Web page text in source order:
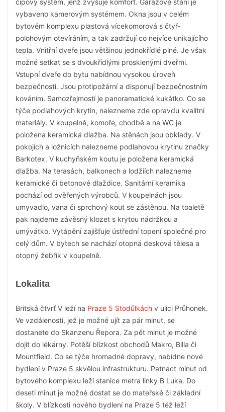
čipový systém, jenž zvyšuje komfort. Garážové stání je
vybaveno kamerovým systémem. Okna jsou v celém
bytovém komplexu plastová vícekomorová s čtyř-
polohovým otevíráním, a tak zadržují co nejvíce unikajícího
tepla. Vnitřní dveře jsou většinou jednokřídlé plné. Je však
možné setkat se s dvoukřídlými prosklenými dveřmi.
Vstupní dveře do bytu nabídnou vysokou úroveň
bezpečnosti. Jsou protipožární a disponují bezpečnostním
kováním. Samozřejmostí je panoramatické kukátko. Co se
týče podlahových krytin, nalezneme zde opravdu kvalitní
materiály. V koupelně, komoře, chodbě a na WC je
položena keramická dlažba. Na stěnách jsou obklady. V
pokojích a ložnicích nalezneme podlahovou krytinu značky
Barkotex. V kuchyňském koutu je položena keramická
dlažba. Na terasách, balkonech a lodžiích nalezneme
keramické či betonové dlaždice. Sanitární keramika
pochází od ověřených výrobců. V koupelnách jsou
umyvadlo, vana či sprchový kout se zástěnou. Na toaletě
pak najdeme závěsný klozet s krytou nádržkou a
umývátko. Vytápění zajišťuje ústřední topení společné pro
celý dům. V bytech se nachází otopná desková tělesa a
otopný žebřík v koupelně.
Lokalita
Britská čtvrť V leží na Praze 5 Stodůlkách v ulici Průhonek.
Ve vzdálenosti, jež je možné ujít za pár minut, se
dostanete do Skanzenu Řepora. Za pět minut je možné
dojít do lékárny. Potěší blízkost obchodů Makro, Billa či
Mountfield. Co se týče hromadné dopravy, nabídne nové
bydlení v Praze 5 skvělou infrastrukturu. Patnáct minut od
bytového komplexu leží stanice metra linky B Luka. Do
deseti minut je možné dostat se do mateřské či základní
školy. V blízkosti nového bydlení na Praze 5 též leží